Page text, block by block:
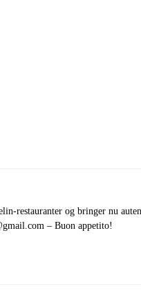
restauranter og bringer nu
– Buon appetito!